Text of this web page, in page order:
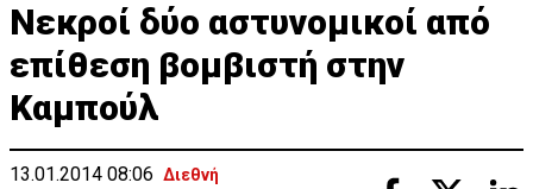
Νεκροί δύο αστυνομικοί από
επίθεση βομβιστή στην
Καμπούλ
13.01.2014 08:06 Διεθνή